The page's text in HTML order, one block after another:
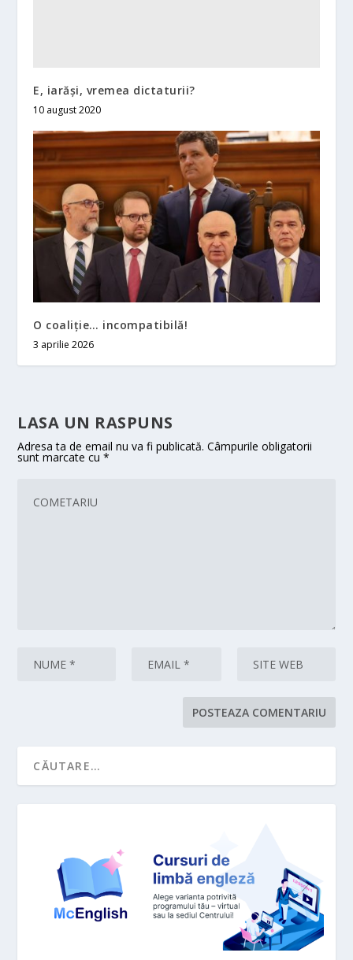
E, iarăși, vremea dictaturii?
10 august 2020
O coaliţie… incompatibilă!
3 aprilie 2026
LASA UN RASPUNS
Adresa ta de email nu va fi publicată. Câmpurile obligatorii
sunt marcate cu*